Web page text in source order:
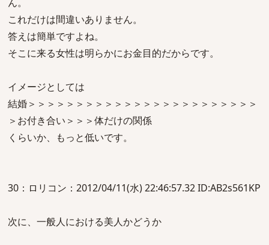
これだけは間違いありません。
答えは簡単ですよね。
そこに来る女性は明らかにお金目的だからです。
イメージとしては
結婚＞＞＞＞＞＞＞＞＞＞＞＞＞＞＞＞＞＞＞＞＞＞＞＞
＞お付き合い＞＞＞体だけの関係
くらいか、もっと低いです。
30：ロリコン：2012/04/11(水) 22:46:57.32 ID:AB2s561KP
次に、一般人における美人かどうか